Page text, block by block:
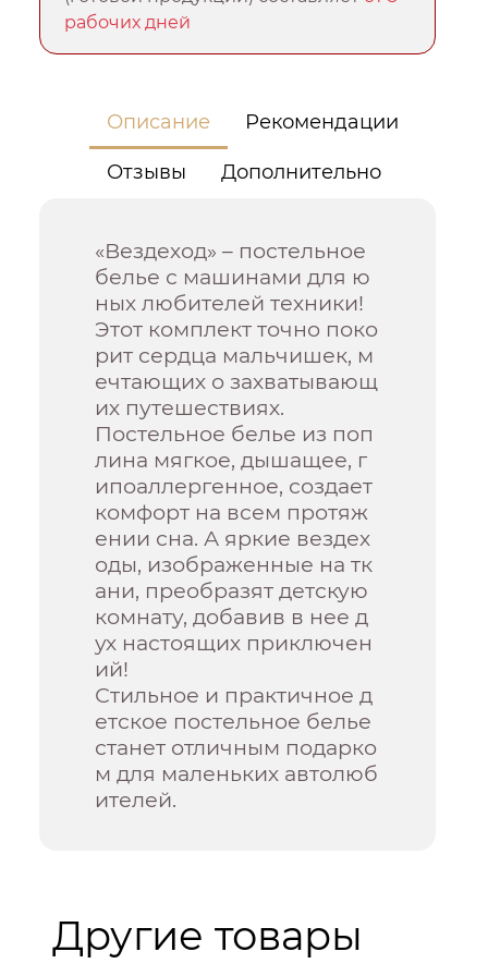
рабочих дней
Описание Рекомендации
Отзывы Дополнительно
«Вездеход» – постельное
белье с машинами для ю
ных любителей техники!
Этот комплект точно поко
рит сердца мальчишек, м
ечтающих о захватывающ
их путешествиях.
Постельное белье из поп
лина мягкое, дышащее, г
ипоаллергенное, создает
комфорт на всем протяж
ении сна. А яркие вездех
оды, изображенные на тк
ани, преобразят детскую
комнату, добавив в нее д
ух настоящих приключен
ий!
Стильное и практичное д
етское постельное белье
станет отличным подарко
м для маленьких автолюб
ителей.
Другие товары